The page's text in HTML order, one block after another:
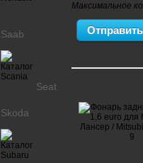
Максимальное
Saab
Seat
Skoda